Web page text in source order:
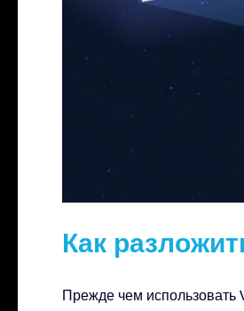
Как
Прежде чем использовать